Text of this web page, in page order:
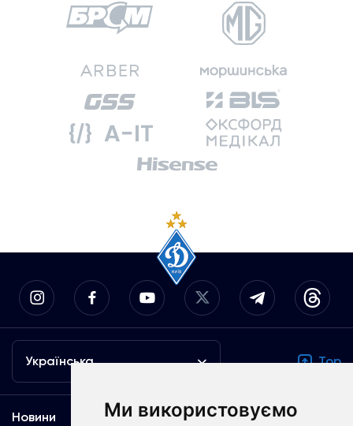
Ми використовуємо
Українська Top
Новини Медіа